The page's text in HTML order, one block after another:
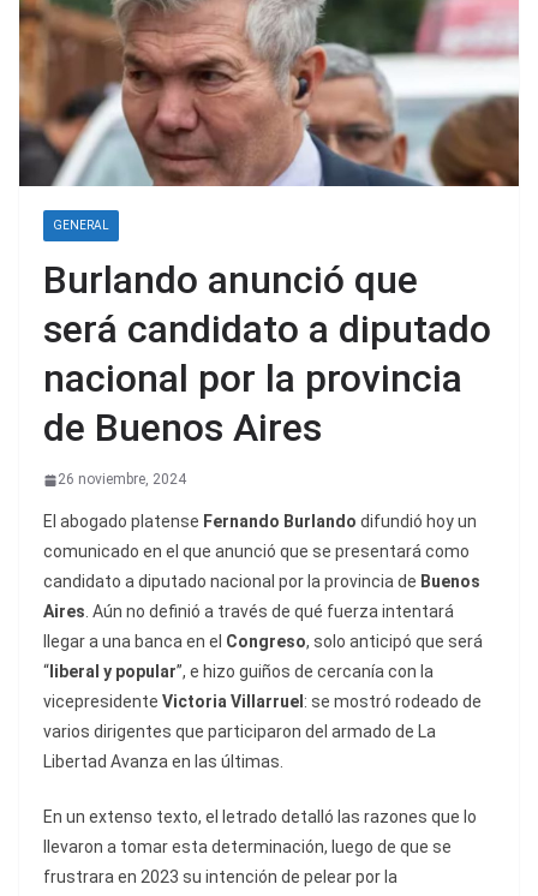
GENERAL
Burlando anunció que
será candidato a diputado
nacional por la provincia
de Buenos Aires
26 noviembre, 2024
El abogado platense Fernando Burlando difundió hoy un
comunicado en el que anunció que se presentará como
candidato a diputado nacional por la provincia de Buenos
Aires. Aún no definió a través de qué fuerza intentará
llegar a una banca en el Congreso, solo anticipó que será
“ liberal y popular”, e hizo guiños de cercanía con la
vicepresidente Victoria Villarruel : se mostró rodeado de
varios dirigentes que participaron del armado de La
Libertad Avanza en las últimas.
En un extenso texto, el letrado detalló las razones que lo
llevaron a tomar esta determinación, luego de que se
frustrara en 2023 su intención de pelear por la